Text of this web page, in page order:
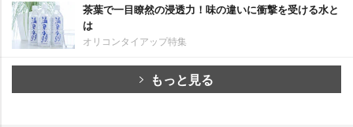
茶葉で一目瞭然の浸透力！味の違いに衝撃を受ける水と
は
オリコンタイアップ特集
もっと見る